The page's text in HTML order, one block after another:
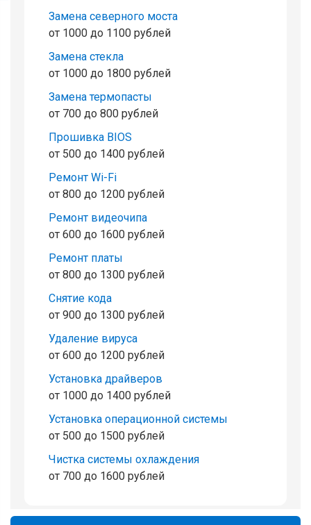
Замена северного моста
от 1000 до 1100 рублей
Замена стекла
от 1000 до 1800 рублей
Замена термопасты
от 700 до 800 рублей
Прошивка BIOS
от 500 до 1400 рублей
Ремонт Wi-Fi
от 800 до 1200 рублей
Ремонт видеочипа
от 600 до 1600 рублей
Ремонт платы
от 800 до 1300 рублей
Снятие кода
от 900 до 1300 рублей
Удаление вируса
от 600 до 1200 рублей
Установка драйверов
от 1000 до 1400 рублей
Установка операционной системы
от 500 до 1500 рублей
Чистка системы охлаждения
от 700 до 1600 рублей